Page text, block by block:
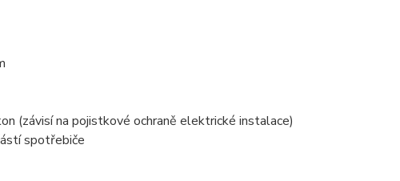
(závisí na pojistkové ochraně elektrické instalace)
spotřebiče